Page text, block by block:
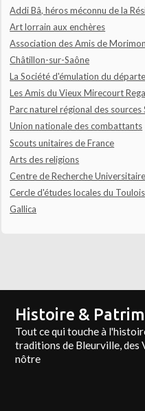
Addi Bâ, héros méconnu de la
Art lorrain aux enchères
Association des Amis de
Châtillon-sur-Saône
La Société d'émulation du
Les Amis du Vieux Mirecourt
Parc naturel régional des sources
Union nationale des combattants
Scouts unitaires de France
Arts des religions
Centre de Recherche
Cercle d'études locales du Toulois
Gallica
Histoire &
Tout ce qui touche à
traditions de Bleurville, des
nôtre